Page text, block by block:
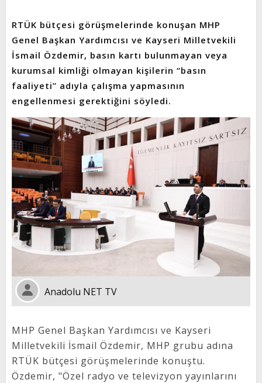
RTÜK bütçesi görüşmelerinde konuşan MHP
Genel Başkan Yardımcısı ve Kayseri Milletvekili
İsmail Özdemir, basın kartı bulunmayan veya
kurumsal kimliği olmayan kişilerin “basın
faaliyeti” adıyla çalışma yapmasının
engellenmesi gerektiğini söyledi.
Anadolu NET TV
MHP Genel Başkan Yardımcısı ve Kayseri
Milletvekili İsmail Özdemir, MHP grubu adına
RTÜK bütçesi görüşmelerinde konuştu.
Özdemir, "Özel radyo ve televizyon yayınlarını